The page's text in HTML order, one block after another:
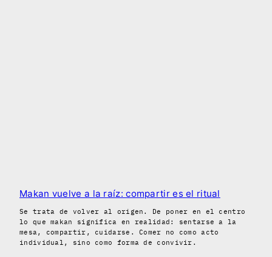
Makan vuelve a la raíz: compartir es el ritual
Se trata de volver al origen. De poner en el centro
lo que makan significa en realidad: sentarse a la
mesa, compartir, cuidarse. Comer no como acto
individual, sino como forma de convivir.